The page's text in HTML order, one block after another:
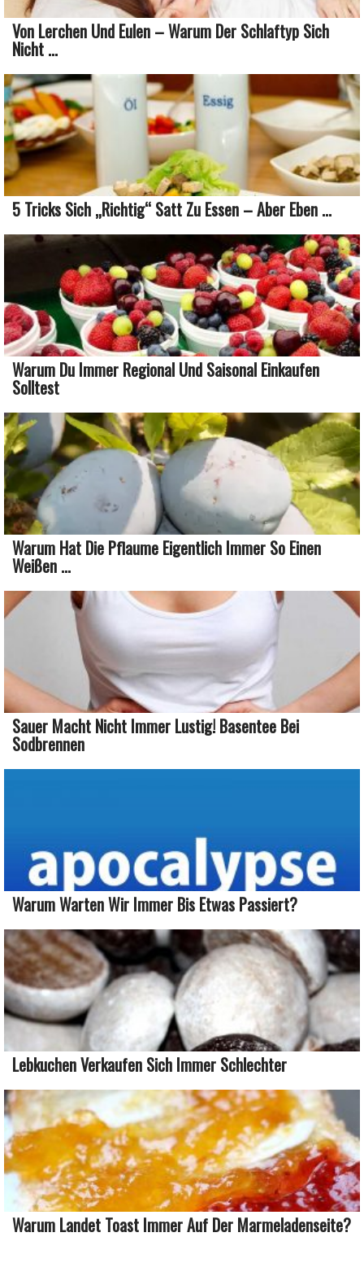
Von Lerchen Und Eulen – Warum Der Schlaftyp Sich
Nicht ...
5 Tricks Sich „richtig“ Satt Zu Essen – Aber Eben ...
Warum Du Immer Regional Und Saisonal Einkaufen
Solltest
Warum Hat Die Pflaume Eigentlich Immer So Einen
Weißen ...
Sauer Macht Nicht Immer Lustig! Basentee Bei
Sodbrennen
Warum Warten Wir Immer Bis Etwas Passiert?
Lebkuchen Verkaufen Sich Immer Schlechter
Warum Landet Toast Immer Auf Der Marmeladenseite?